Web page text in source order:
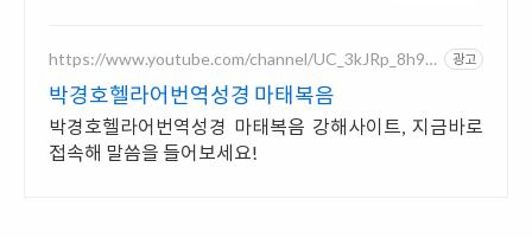
라인강의!
https://www.youtube.com/channel/UC_3kJRp_8h9z
광고
박경호헬라어번역성경 마태복음
박경호헬라어번역성경 마태복음 강해사이트, 지금바로
접속해 말씀을 들어보세요!